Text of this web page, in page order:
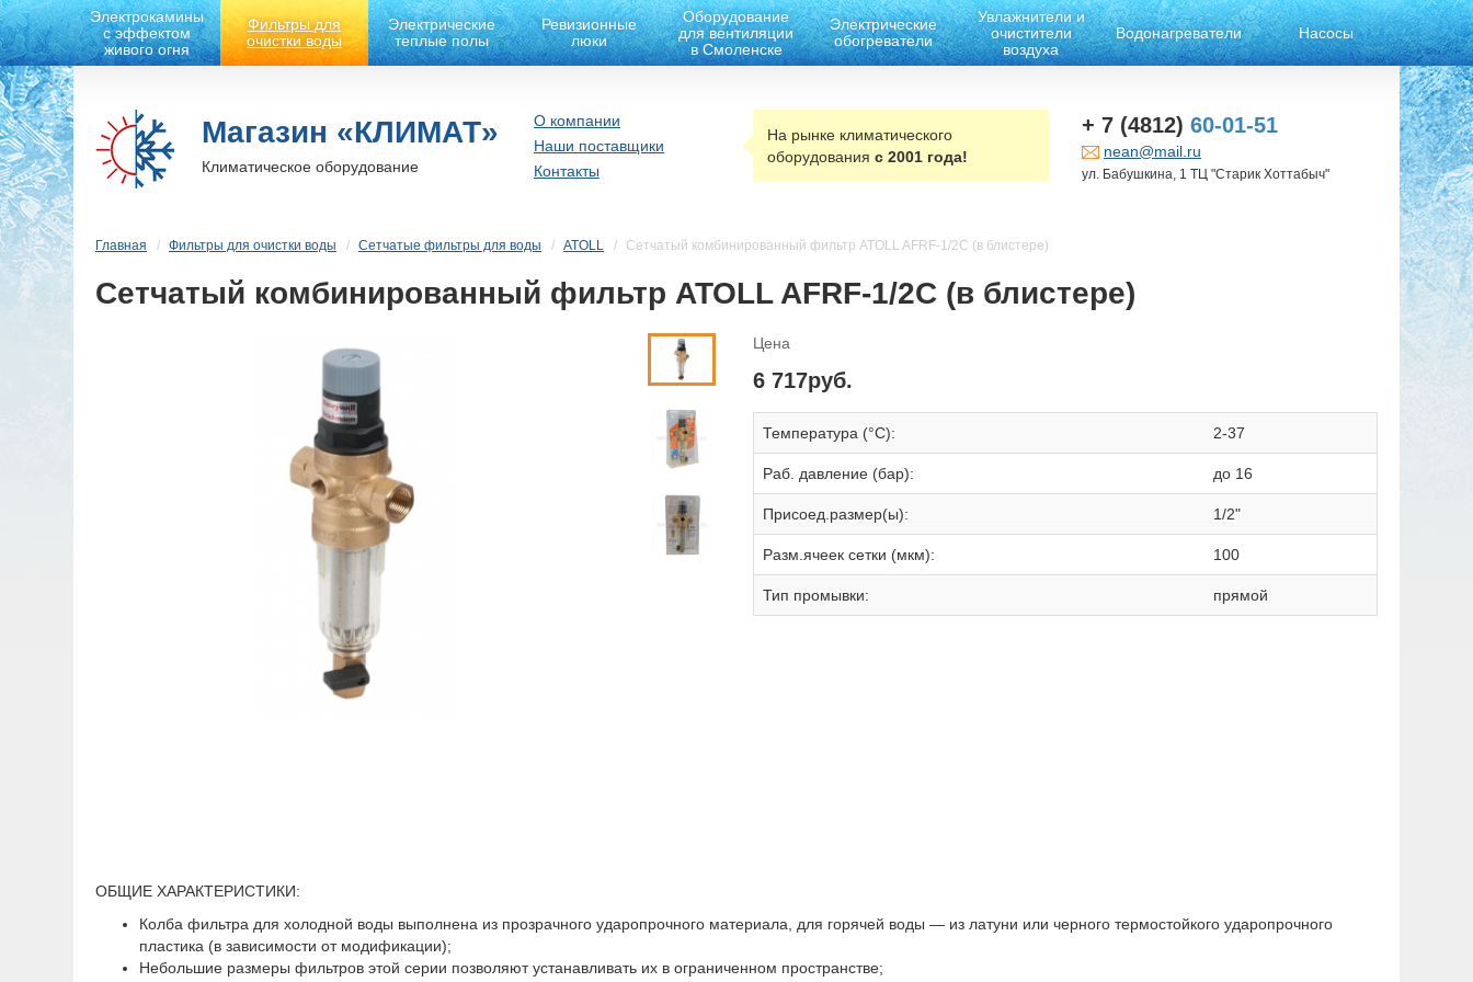
Электрокамины
с эффектом
живого огня
Фильтры для
очистки воды
Электрические
теплые полы
Ревизионные
люки
Оборудование
для вентиляции
в Смоленске
Электрические
обогреватели
Увлажнители и
очистители
воздуха
Водонагреватели Насосы
Магазин «КЛИМАТ»
Климатическое оборудование
О компании
Наши поставщики
Контакты
На рынке климатического
оборудования с 2001 года!
+ 7 (4812) 60-01-51
nean@mail.ru
ул. Бабушкина, 1 ТЦ "Старик Хоттабыч"
Главная Фильтры для очистки воды Сетчатые фильтры для воды ATOLL Сетчатый комбинированный фильтр ATOLL AFRF-1/2C (в блистере)
Сетчатый комбинированный фильтр ATOLL AFRF-1/2C (в блистере)
Цена
6 717руб.
Температура (°С): 2-37
Раб. давление (бар): до 16
Присоед.размер(ы): 1/2"
Разм.ячеек сетки (мкм): 100
Тип промывки: прямой
ОБЩИЕ ХАРАКТЕРИСТИКИ:
Колба фильтра для холодной воды выполнена из прозрачного ударопрочного материала, для горячей воды — из латуни или черного термостойкого ударопрочного
пластика (в зависимости от модификации);
Небольшие размеры фильтров этой серии позволяют устанавливать их в ограниченном пространстве;